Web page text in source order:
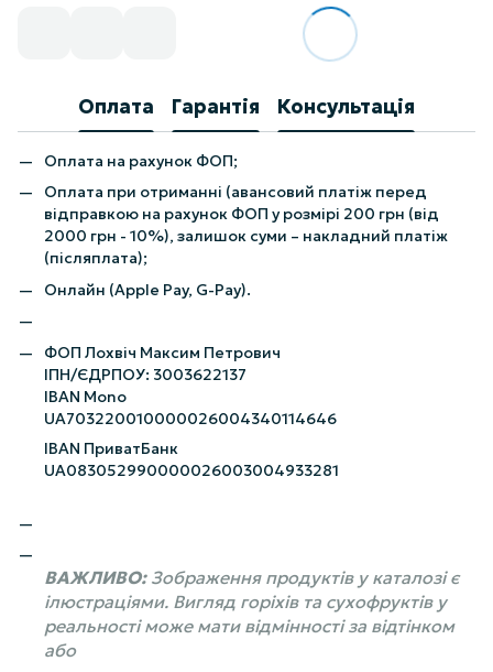
Оплата Гарантія Консультація
Оплата на рахунок ФОП;
Оплата при отриманні (авансовий платіж перед
відправкою на рахунок ФОП у розмірі 200 грн (від
2000 грн - 10%), залишок суми – накладний платіж
(післяплата);
Онлайн (Apple Pay, G-Pay).
ФОП Лохвіч Максим Петрович
ІПН/ЄДРПОУ: 3003622137
IBAN Mono
UA703220010000026004340114646
IBAN ПриватБанк
UA083052990000026003004933281
ВАЖЛИВО:Зображення продуктів у каталозі є
ілюстраціями. Вигляд горіхів та сухофруктів у
реальності може мати відмінності за відтінком
або